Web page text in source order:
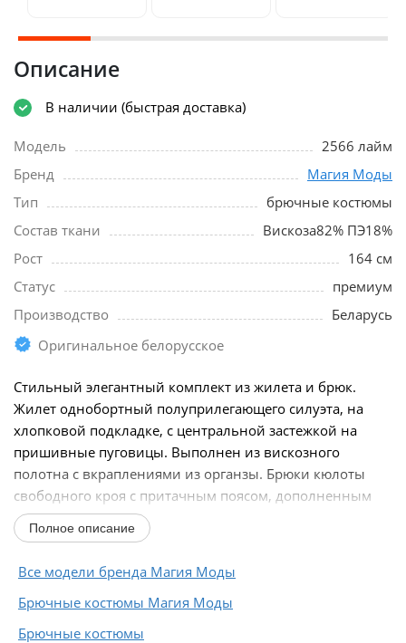
Описание
В наличии (быстрая доставка)
Модель
2566 лайм
Бренд
Магия Моды
Тип
брючные костюмы
Состав ткани
Вискоза82% ПЭ18%
Рост
164 см
Статус
премиум
Производство
Беларусь
Оригинальное белорусское
Стильный элегантный комплект из жилета и брюк.
Жилет однобортный полуприлегающего силуэта, на
хлопковой подкладке, с центральной застежкой на
пришивные пуговицы. Выполнен из вискозного
полотна с вкраплениями из органзы. Брюки кюлоты
свободного кроя с притачным поясом, дополненным
эластичной...
Полное описание
Все модели бренда Магия Моды
Брючные костюмы Магия Моды
Брючные костюмы